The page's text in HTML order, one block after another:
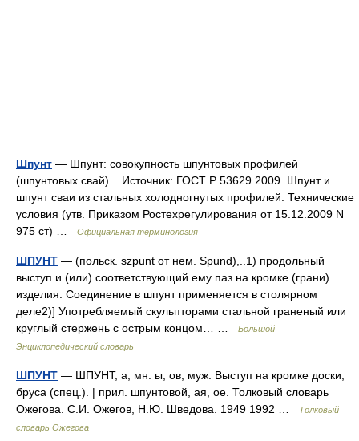
Шпунт — Шпунт: совокупность шпунтовых профилей
(шпунтовых свай)... Источник: ГОСТ Р 53629 2009. Шпунт и
шпунт сваи из стальных холодногнутых профилей. Технические
условия (утв. Приказом Ростехрегулирования от 15.12.2009 N
975 ст) …
Официальная терминология
ШПУНТ — (польск. szpunt от нем. Spund),..1) продольный
выступ и (или) соответствующий ему паз на кромке (грани)
изделия. Соединение в шпунт применяется в столярном
деле2)] Употребляемый скульпторами стальной граненый или
круглый стержень с острым концом… …
Большой
Энциклопедический словарь
ШПУНТ — ШПУНТ, а, мн. ы, ов, муж. Выступ на кромке доски,
бруса (спец.). | прил. шпунтовой, ая, ое. Толковый словарь
Ожегова. С.И. Ожегов, Н.Ю. Шведова. 1949 1992 …
Толковый
словарь Ожегова